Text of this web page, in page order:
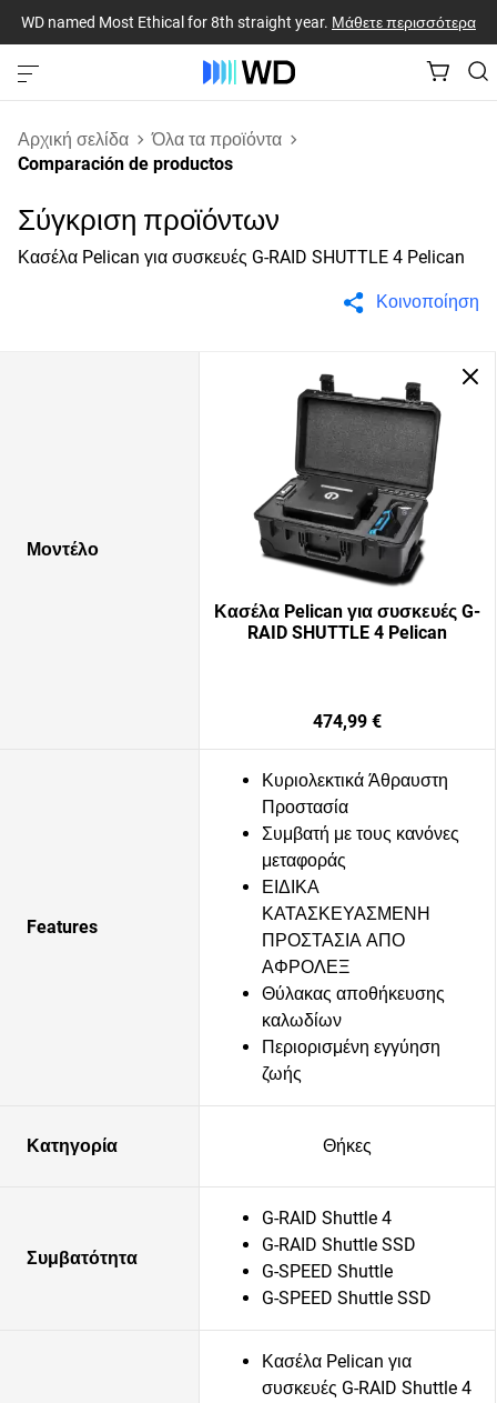
WD named Most Ethical for 8th straight year. Μάθετε περισσότερα
Αρχική σελίδα
Όλα τα προϊόντα
Comparación de productos
Σύγκριση προϊόντων
Κασέλα Pelican για συσκευές G-RAID SHUTTLE 4 Pelican
Κοινοποίηση
Μοντέλο
Κασέλα Pelican για συσκευές G-
RAID SHUTTLE 4 Pelican
474,99 €
Features
Κυριολεκτικά Άθραυστη
Προστασία
Συμβατή με τους κανόνες
μεταφοράς
ΕΙΔΙΚΑ
ΚΑΤΑΣΚΕΥΑΣΜΕΝΗ
ΠΡΟΣΤΑΣΙΑ ΑΠΟ
ΑΦΡΟΛΕΞ
Θύλακας αποθήκευσης
καλωδίων
Περιορισμένη εγγύηση
ζωής
Κατηγορία Θήκες
Συμβατότητα
G-RAID Shuttle 4
G-RAID Shuttle SSD
G-SPEED Shuttle
G-SPEED Shuttle SSD
Κασέλα Pelican για
συσκευές G-RAID Shuttle 4